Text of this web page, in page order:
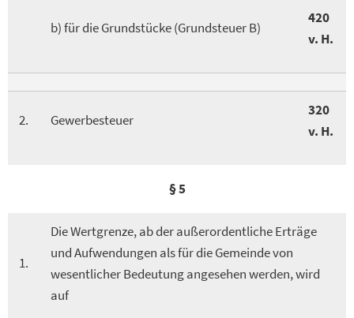
b) für die Grundstücke (Grundsteuer B)
420
v. H.
2. Gewerbesteuer
320
v. H.
§ 5
1.
Die Wertgrenze, ab der außerordentliche Erträge
und Aufwendungen als für die Gemeinde von
wesentlicher Bedeutung angesehen werden, wird
auf